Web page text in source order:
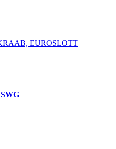
EUROSLOTT